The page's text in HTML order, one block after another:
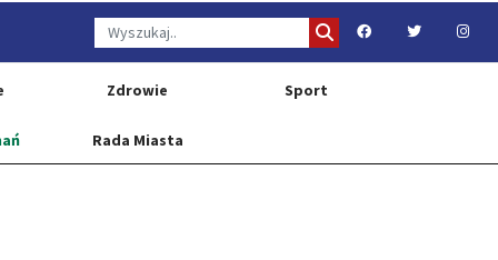
Zdrowie Sport
Rada Miasta